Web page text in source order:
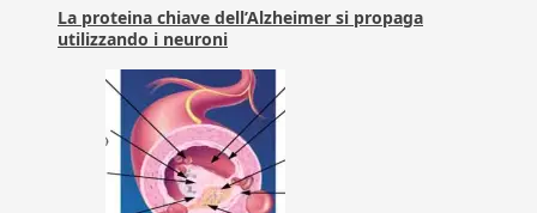
La proteina chiave dell’Alzheimer si propaga
utilizzando i neuroni